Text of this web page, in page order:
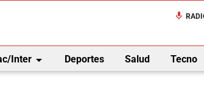
mic
Interarrow_drop_down Deportes Salud Tecno